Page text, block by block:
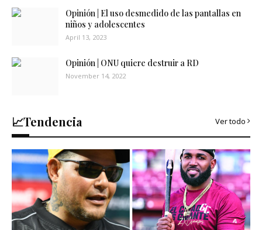
Opinión | El uso desmedido de las pantallas en
niños y adolescentes
April 13, 2023
Opinión | ONU quiere destruir a RD
November 14, 2022
📈Tendencia Ver todo